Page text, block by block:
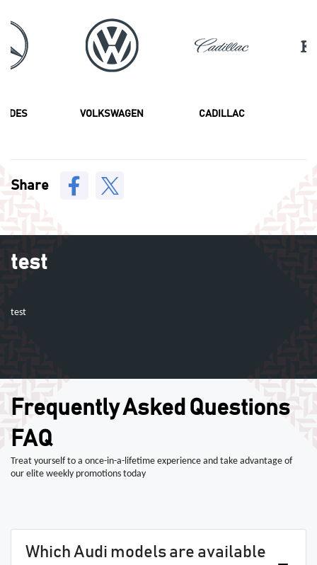
VOLKSWAGEN CADILLAC
Share
test
test
Frequently Asked Questions
FAQ
Treat yourself to a once-in-a-lifetime experience and take advantage of
our elite weekly promotions today
Which Audi models are available